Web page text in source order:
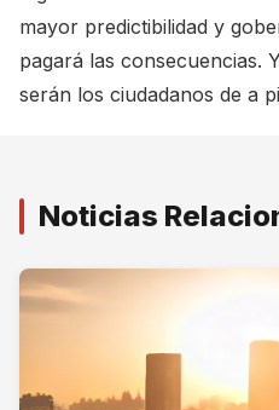
mayor predictibilidad y
pagará las consecuencias.
serán los ciudadanos de a
Noticias